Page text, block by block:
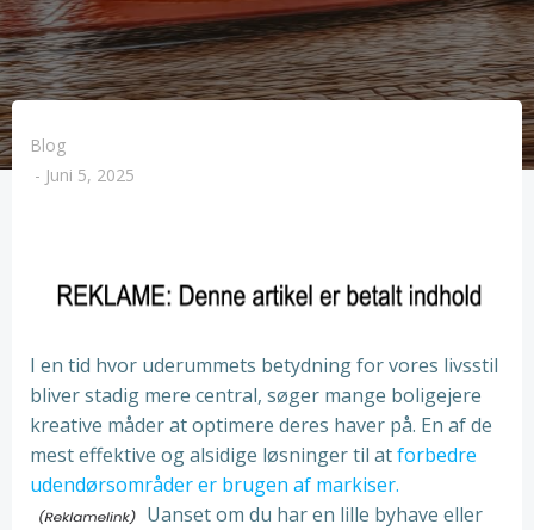
Blog
- Juni 5, 2025
I en tid hvor uderummets betydning for vores livsstil
bliver stadig mere central, søger mange boligejere
kreative måder at optimere deres haver på. En af de
mest effektive og alsidige løsninger til atforbedre
udendørsområder er brugen af markiser.
Uanset om du har en lille byhave eller